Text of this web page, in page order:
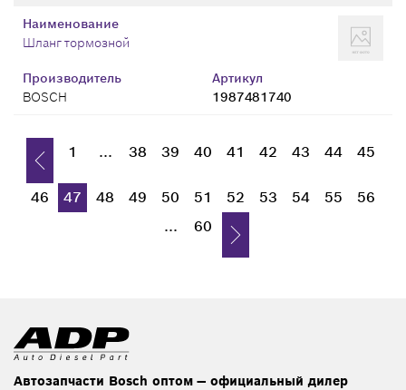
Производитель
BOSCH
Артикул
1987481740
Наименование
Шланг тормозной
1 ... 38 39 40 41 42 43 44 45
46 47 48 49 50 51 52 53 54 55
56
...
60
Автозапчасти Bosch оптом — официальный дилер